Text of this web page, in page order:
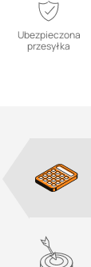
Ubezpieczona
przesyłka